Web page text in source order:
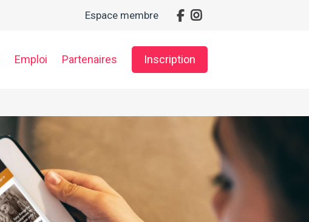
Espace membre
Emploi Partenaires Inscription